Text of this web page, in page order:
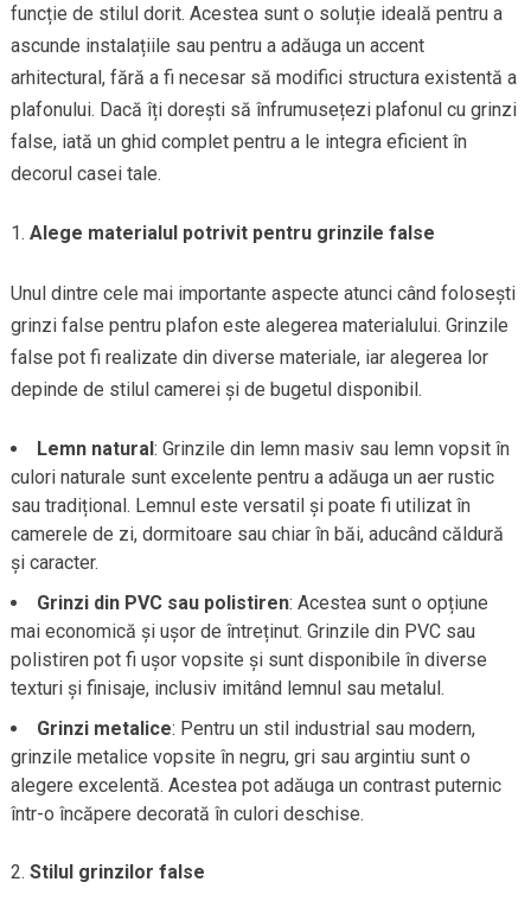
funcție de stilul dorit. Acestea sunt o soluție ideală pentru a
ascunde instalațiile sau pentru a adăuga un accent
arhitectural, fără a fi necesar să modifici structura existentă a
plafonului. Dacă îți dorești să înfrumusețezi plafonul cu grinzi
false, iată un ghid complet pentru a le integra eficient în
decorul casei tale.
Alege materialul potrivit pentru grinzile false
Unul dintre cele mai importante aspecte atunci când folosești
grinzi false pentru plafon este alegerea materialului. Grinzile
false pot fi realizate din diverse materiale, iar alegerea lor
depinde de stilul camerei și de bugetul disponibil.
Lemn natural: Grinzile din lemn masiv sau lemn vopsit în
culori naturale sunt excelente pentru a adăuga un aer rustic
sau tradițional. Lemnul este versatil și poate fi utilizat în
camerele de zi, dormitoare sau chiar în băi, aducând căldură
și caracter.
Grinzi din PVC sau polistiren: Acestea sunt o opțiune
mai economică și ușor de întreținut. Grinzile din PVC sau
polistiren pot fi ușor vopsite și sunt disponibile în diverse
texturi și finisaje, inclusiv imitând lemnul sau metalul.
Grinzi metalice: Pentru un stil industrial sau modern,
grinzile metalice vopsite în negru, gri sau argintiu sunt o
alegere excelentă. Acestea pot adăuga un contrast puternic
într-o încăpere decorată în culori deschise.
Stilul grinzilor false